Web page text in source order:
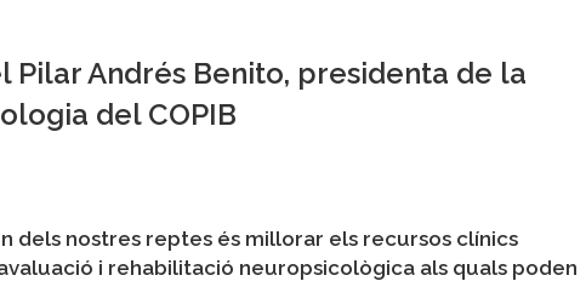
Pilar Andrés Benito, presidenta de la
del COPIB
dels nostres reptes és millorar els recursos clínics
i rehabilitació neuropsicològica als quals poden